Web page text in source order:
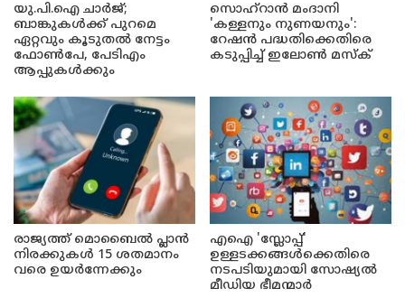
യു.പി.ഐ ചാർജ്;
ബാങ്കുകൾക്ക് പുറമെ
ഏറ്റവും കൂടുതൽ നേട്ടം
ഫോൺപേ, പേടിഎം
ആപ്പുകൾക്കും
സൊഹ്റാൻ മംദാനി
'കള്ളനും നുണയനും':
റേഷൻ പദ്ധതിക്കെതിരെ
കടുപ്പിച്ച് ഇലോൺ മസ്ക്
രാജ്യത്ത് മൊബൈൽ പ്ലാൻ
നിരക്കുകൾ 15 ശതമാനം
വരെ ഉയർന്നേക്കും
എഐ 'സ്ലോപ്പ്'
ഉള്ളടക്കങ്ങൾക്കെതിരെ
നടപടിയുമായി സോഷ്യൽ
മീഡിയ ഭീമന്മാർ